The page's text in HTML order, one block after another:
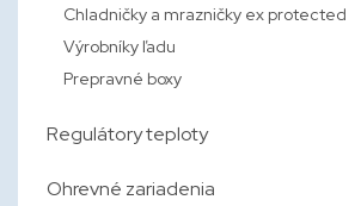
Chladničky a mrazničky ex protected
Výrobníky ľadu
Prepravné boxy
Regulátory teploty
Ohrevné zariadenia